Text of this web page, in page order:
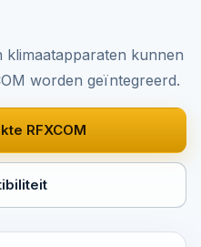
klimaatapparaten kunnen
worden geïntegreerd.
RFXCOM